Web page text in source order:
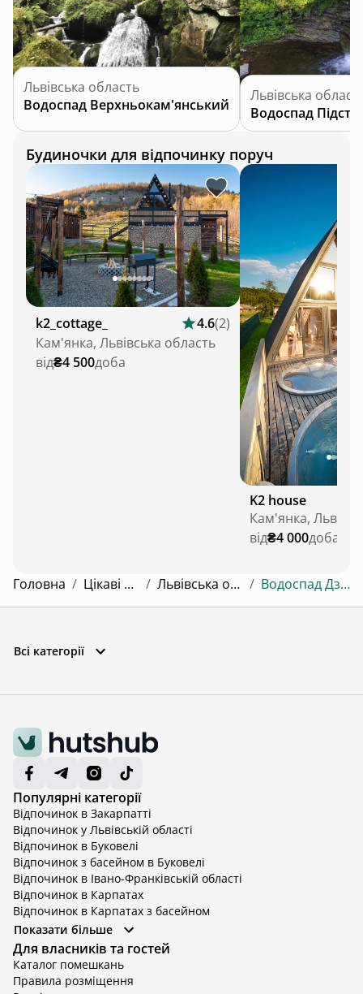
Львівська область
Водоспад Верхньокам'янський
Львівська
Водоспад
Будиночки для відпочинку поруч
k2_cottage_ 4.6(2)
Кам'янка, Львівська область
від₴4 500доба
K2 house
Кам'янка,
від₴4 000доба
Головна / Цікаві місця / Львівська область / Водоспад Дзюрчик
Всі категорії
Популярні категорії
Відпочинок в Закарпатті
Відпочинок у Львівській області
Відпочинок в Буковелі
Відпочинок з басейном в Буковелі
Відпочинок в Івано-Франківській області
Відпочинок в Карпатах
Відпочинок в Карпатах з басейном
Відпочинок в Київській області
Відпочинок в Київській області з басейном
Відпочинок в Тернопільській області
Відпочинок у Вінницькій області
Показати більше
Для власників та гостей
Каталог помешкань
Правила розміщення